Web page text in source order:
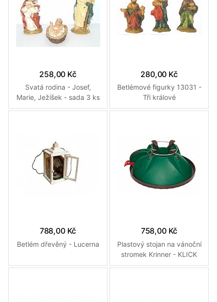
258,00 Kč
Svatá rodina - Josef,
Marie, Ježíšek - sada 3 ks
280,00 Kč
Betlémové figurky 13031 -
Tři králové
788,00 Kč
Betlém dřevěný - Lucerna
758,00 Kč
Plastový stojan na vánoční
stromek Krinner - KLICK
FIX